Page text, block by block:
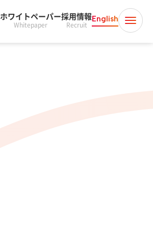
ホワイトペーパー
Whitepaper
採用情報
Recruit
English